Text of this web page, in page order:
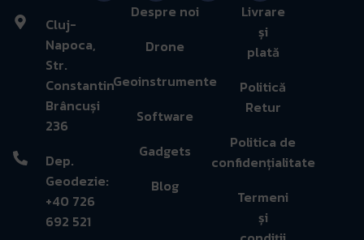
Cluj-
Napoca,
Str.
Constantin
Brâncuși
236
Dep.
Geodezie:
+40 726
692 521
Despre noi
Drone
Geoinstrumente
Software
Gadgets
Blog
Livrare
și
plată
Politică
Retur
Politica de
confidențialitate
Termeni
și